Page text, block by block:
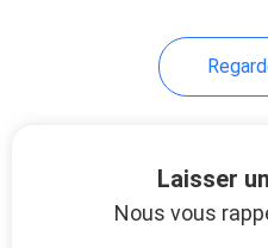
d'Epson
Laisser
Nous vous